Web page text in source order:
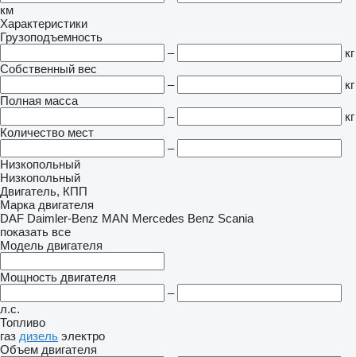
км
Характеристики
Грузоподъемность
–
кг
Собственный вес
–
кг
Полная масса
–
кг
Количество мест
–
Низкопольный
Низкопольный
Двигатель, КПП
Марка двигателя
DAF Daimler-Benz MAN Mercedes Benz Scania
показать все
Модель двигателя
Мощность двигателя
–
л.с.
Топливо
газ дизель электро
Объем двигателя